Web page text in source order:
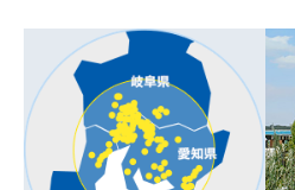
スギヤマカード ポイントカ
スギヤマカード スギヤママ
スギヤマカードマイページ
取り組み：子育て支援
本社へのアクセス
ドラッグストア隣接クリニッ
パート・アルバイト
ドラッグストアスタッフ・医療
同好会・社内関連サイト